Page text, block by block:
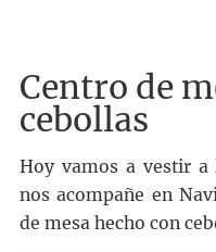
Centro de
cebollas
Hoy vamos a vestir a
nos acompañe en
de mesa hecho con